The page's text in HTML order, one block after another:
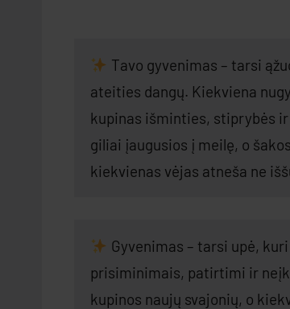
Tavo gyvenimas – tarsi
ateities dangų. Kiekviena
kupinas išminties, stiprybės
giliai įaugusios į meilę, o
kiekvienas vėjas atneša ne
Gyvenimas – tarsi upė,
prisiminimais, patirtimi ir
kupinos naujų svajonių, o